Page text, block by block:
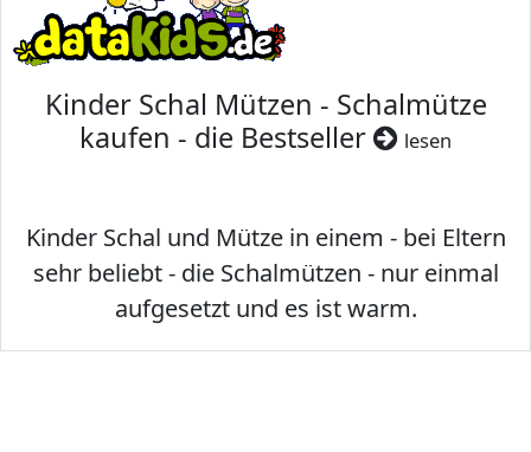
Kinder Schal Mützen - Schalmütze
kaufen - die Bestseller
lesen
Kinder Schal und Mütze in einem - bei Eltern
sehr beliebt - die Schalmützen - nur einmal
aufgesetzt und es ist warm.